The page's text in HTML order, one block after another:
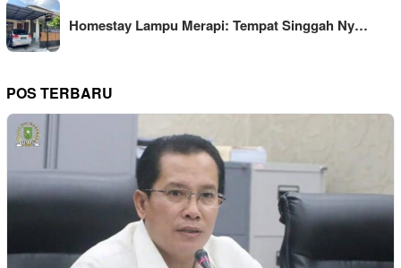
Homestay Lampu Merapi: Tempat Singgah Ny…
POS TERBARU